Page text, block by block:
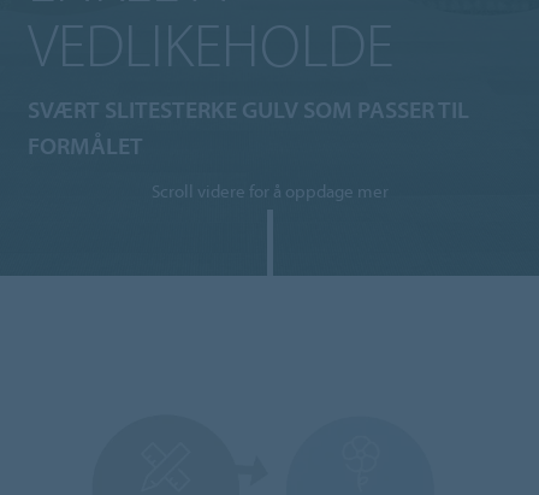
VEDLIKEHOLDE
SVÆRT SLITESTERKE GULV SOM PASSER TIL
FORMÅLET
Scroll videre for å oppdage mer